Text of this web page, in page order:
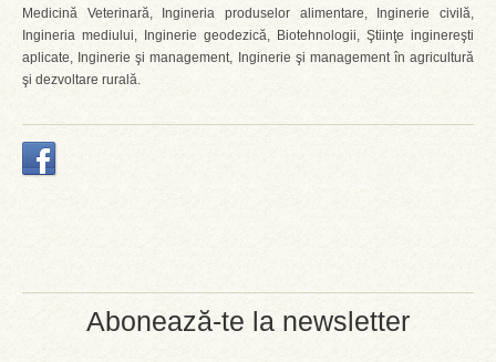
Abonează-te la newsletter
Medicină Veterinară, Ingineria produselor alimentare, Inginerie civilă,
Ingineria mediului, Inginerie geodezică, Biotehnologii, Ştiinţe inginereşti
aplicate, Inginerie şi management, Inginerie şi management în agricultură
şi dezvoltare rurală.